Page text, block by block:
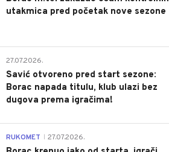
utakmica pred početak nove sezone
27.07.2026.
Savić otvoreno pred start sezone:
Borac napada titulu, klub ulazi bez
dugova prema igračima!
RUKOMET 27.07.2026.